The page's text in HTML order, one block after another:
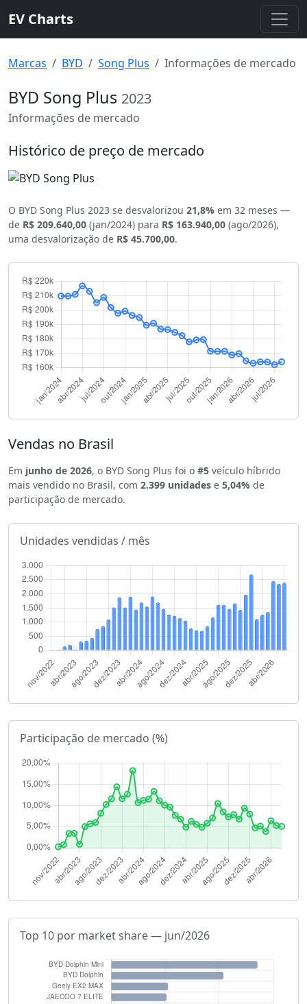
EV Charts
Marcas BYD Song Plus Informações de mercado
BYD Song Plus 2023
Informações de mercado
Histórico de preço de mercado
O BYD Song Plus 2023 se desvalorizou 21,8% em 32 meses —
de R$ 209.640,00 (jan/2024) para R$ 163.940,00 (ago/2026),
uma desvalorização de R$ 45.700,00.
Vendas no Brasil
Em junho de 2026, o BYD Song Plus foi o #5 veículo híbrido
mais vendido no Brasil, com 2.399 unidades e 5,04% de
participação de mercado.
Unidades vendidas / mês
Participação de mercado (%)
Top 10 por market share — jun/2026